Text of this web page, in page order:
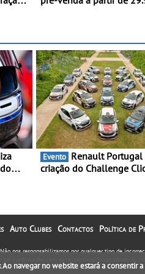
clientes beneficiam da
3 anos de manutenção
Evento
criação do Challenge
Auto Clubes Contactos Política de
nos responsabilizamos por qualquer tipo de
confirmados com os respectivos fornecedores ou
. Ao navegar no website estará a consentir